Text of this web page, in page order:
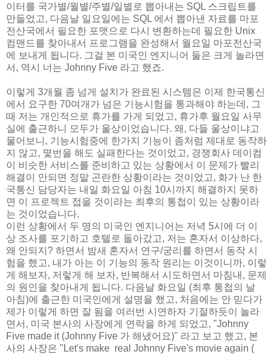
이터를 국가별/월별/주별/일별로 뽑아내는 SQL 스크립트를
만들었고, 다음날 일요일에는 SQL 에서 뽑아낸 자료를 마포
전산국에서 필요한 포맷으로 다시 변환하는데 필요한 Unix
컴맨드를 찾아내서 프로그램을 완성해서 월요일 마포전산국
에 보내게 됩니다. 그걸 본 미국인 엔지니어 둘은 크게 놀라면
서, 역시 너는 Johnny Five 라고 했죠.
이렇게 3개월 좀 넘게 설치가 완료된 시스템은 이제 한국통신
에서 요구한 70여개가 넘은 기능시험을 통과해야 하는데, 그
때 저는 개인적으로 휴가를 가게 되었고, 휴가후 월요일 사무
실에 출근하니 모두가 울상이었습니다. 왜, 다들 울상이냐고
물어보니, 기능시험중에 한가지 기능이 좀처럼 제대로 동작하
지 않고, 몇번을 해도 실패한다는 것이었고, 경쟁회사 데이컴
이 비슷한 서비스를 준비하고 있는 상황에서 이 문제가 빨리
해결이 안되면 정말 곤란한 상황이라는 것이었고, 화가 난 한
국통신 담당자는 내일 화요일 아침 10시까지 해결하지 못하
면 이 프로젝트 접을 것이라는 최후의 통첩이 있는 상황이라
는 것이었습니다.
이런 상황에서 두 명의 미국인 엔지니어는 저녁 5시에 더 이
상 조사를 포기하고 호텔로 돌아갔고, 저는 혼자서 이상하다,
왜 안되지? 하면서 밤새 혼자서 연구/궁리를 하면서 동작 시
험을 했고, 내가 아는 이 기능의 동작 원리는 이것이니까, 이렇
게 해보자, 저렇게 해 보자, 반복해서 시도하면서 마침내, 문제
의 원인을 찾아내게 됩니다. 다음날 화요일 (최후 통첩의 날
아침)에 출근한 미국인에게 설명을 했고, 처음에는 안 믿다가
제가 이렇게 하면 잘 됨을 여러번 시연하자 기절하듯이 놀라
면서, 미국 본사의 사장에게 연락을 하게 되었고, "Johnny
Five made it (Johnny Five 가 해냈어요)" 라고 보고 했고, 본
사의 사장은 "Let's make real Johnny Five's movie again (